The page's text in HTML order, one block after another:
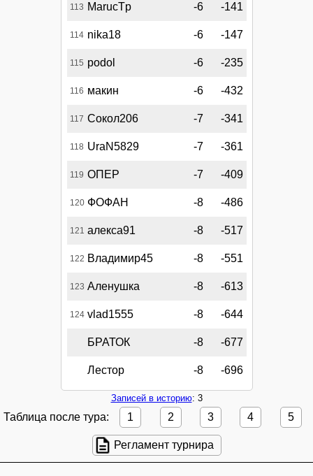
113 MarucTp -6 -141
114 nika18 -6 -147
115 podol -6 -235
116 макин -6 -432
117 Сокол206 -7 -341
118 UraN5829 -7 -361
119 ОПЕР -7 -409
120 ФОФАН -8 -486
121 алекса91 -8 -517
122 Владимир45 -8 -551
123 Аленушка -8 -613
124 vlad1555 -8 -644
БРАТОК -8 -677
Лестор -8 -696
Записей в историю: 3
Таблица после тура: 1 2 3 4 5
Регламент турнира